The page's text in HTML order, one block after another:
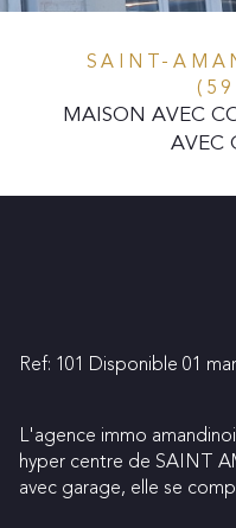
SAINT-AMAND-LES-EAUX
MAISON AVEC
AVEC
Caractéristiques
Ref: 101 Disponible 01
L'agence immo
hyper centre de SAINT
avec garage, elle se